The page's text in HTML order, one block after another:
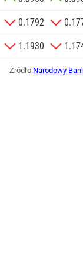
0.1792
1.1930
Źródło Narodowy